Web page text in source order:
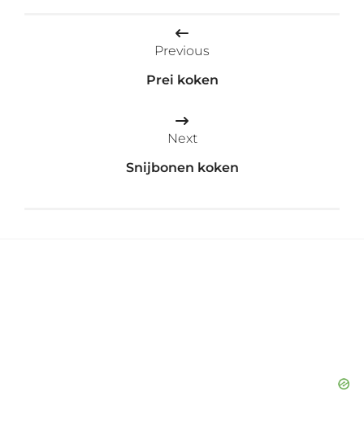
Previous
Prei koken
Next
Snijbonen koken